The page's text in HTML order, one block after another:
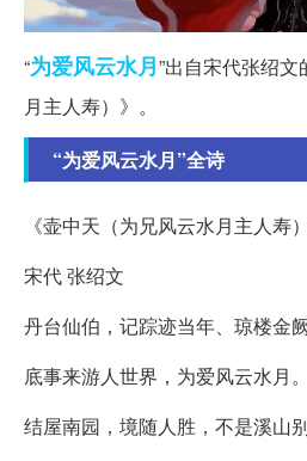
“为爱风云水月”出自宋代张绍
月主人寿）》。
“为爱风云水月”全诗
《壶中天（为兄风云水月主人寿）
宋代 张绍文
丹台仙伯，记踪迹当年、琼楼金阙
底事来游人世界，为爱风云水月。
结屋南园，境随人胜，不是溪山别